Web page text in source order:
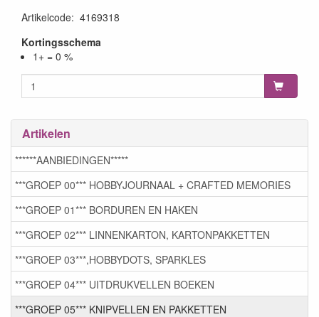
Artikelcode: 4169318
Kortingsschema
1+ = 0 %
Artikelen
******AANBIEDINGEN*****
***GROEP 00*** HOBBYJOURNAAL + CRAFTED MEMORIES
***GROEP 01*** BORDUREN EN HAKEN
***GROEP 02*** LINNENKARTON, KARTONPAKKETTEN
***GROEP 03***,HOBBYDOTS, SPARKLES
***GROEP 04*** UITDRUKVELLEN BOEKEN
***GROEP 05*** KNIPVELLEN EN PAKKETTEN